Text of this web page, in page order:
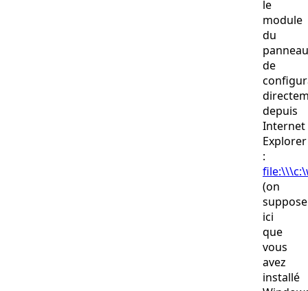
le
module
du
panneau
de
depuis
Internet
Explorer
:
(on
suppose
ici
que
vous
avez
installé